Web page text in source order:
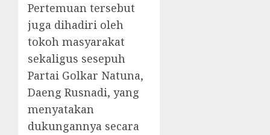
Pertemuan tersebut
juga dihadiri oleh
tokoh masyarakat
sekaligus sesepuh
Partai Golkar Natuna,
Daeng Rusnadi, yang
menyatakan
dukungannya secara